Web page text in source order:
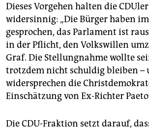
Dieses Vorgehen halten die
widersinnig: „Die Bürger haben
gesprochen, das Parlament ist
in der Pflicht, den Volkswillen
Graf. Die Stellungnahme wollte
trotzdem nicht schuldig bleiben –
widersprechen die
Einschätzung von Ex-Richter
Die CDU-Fraktion setzt darauf,